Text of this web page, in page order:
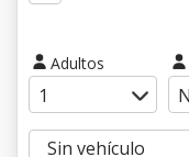
Adultos